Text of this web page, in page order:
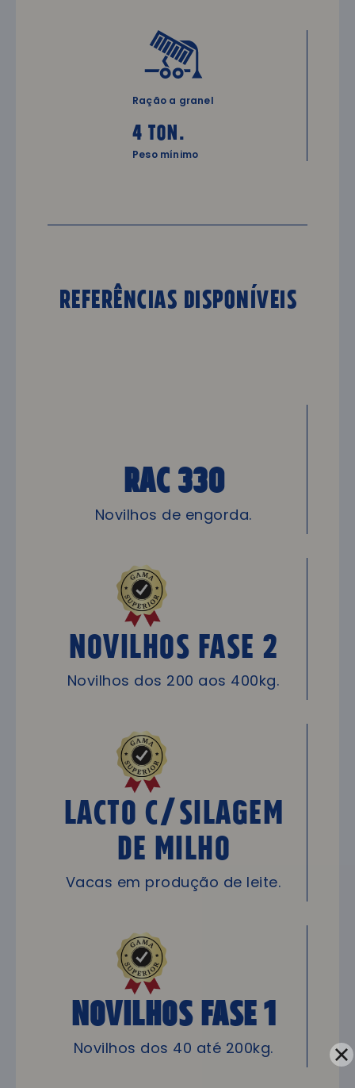
Ração a granel
4 ton.
Peso mínimo
Referências DISPONÍVEIS
RAC 330
Novilhos de engorda.
Novilhos Fase 2
Novilhos dos 200 aos 400kg.
LACTO C/Silagem
de Milho
Vacas em produção de leite.
NOVILHOS FASE 1
Novilhos dos 40 até 200kg.